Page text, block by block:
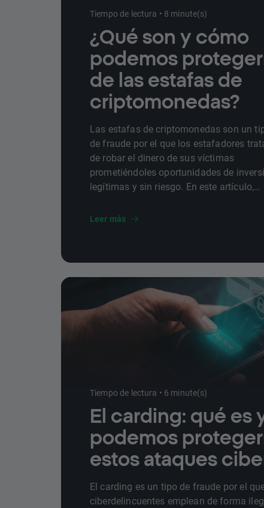
Tiempo de lectura • 8 minute(s)
¿Qué son y cómo
podemos
de las estafas de
criptomonedas?
Las estafas de criptomonedas son un
de fraude por el que los estafadores
de robar el dinero de sus víctimas
prometiéndoles oportunidades de
legítimas y sin riesgo. En este artículo,
qué podemos hacer para evitar estas
Leer más
Tiempo de lectura • 6 minute(s)
El carding: qué es
podemos
estos ataques
El carding es un tipo de fraude por el
ciberdelincuentes emplean de forma